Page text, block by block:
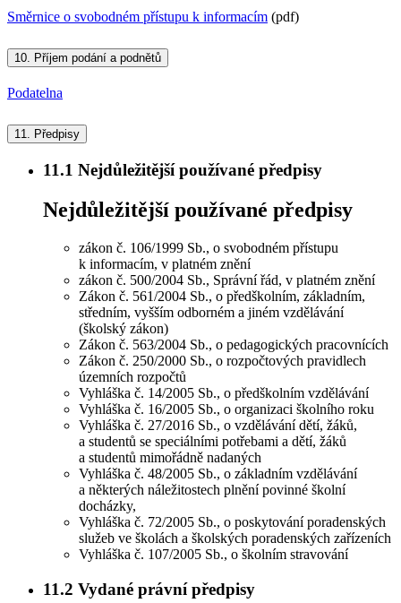
Směrnice o svobodném přístupu k informacím (pdf)
10. Příjem podání a podnětů
Podatelna
11. Předpisy
11.1 Nejdůležitější používané předpisy
Nejdůležitější používané předpisy
zákon č. 106/1999 Sb., o svobodném přístupu
k informacím, v platném znění
zákon č. 500/2004 Sb., Správní řád, v platném znění
Zákon č. 561/2004 Sb., o předškolním, základním,
středním, vyšším odborném a jiném vzdělávání
(školský zákon)
Zákon č. 563/2004 Sb., o pedagogických pracovnících
Zákon č. 250/2000 Sb., o rozpočtových pravidlech
územních rozpočtů
Vyhláška č. 14/2005 Sb., o předškolním vzdělávání
Vyhláška č. 16/2005 Sb., o organizaci školního roku
Vyhláška č. 27/2016 Sb., o vzdělávání dětí, žáků,
a studentů se speciálními potřebami a dětí, žáků
a studentů mimořádně nadaných
Vyhláška č. 48/2005 Sb., o základním vzdělávání
a některých náležitostech plnění povinné školní
docházky,
Vyhláška č. 72/2005 Sb., o poskytování poradenských
služeb ve školách a školských poradenských zařízeních
Vyhláška č. 107/2005 Sb., o školním stravování
11.2 Vydané právní předpisy